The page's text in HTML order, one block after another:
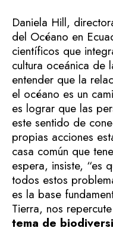
Daniela Hill,
del Océano en
científicos que
cultura oceánica de
entender que la
el océano es un
es lograr que las
este sentido de
propias acciones
casa común que
espera, insiste, “es
todos estos
es la base
Tierra, nos
tema de